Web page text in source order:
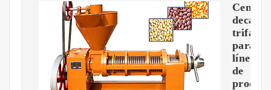
para
línea
de